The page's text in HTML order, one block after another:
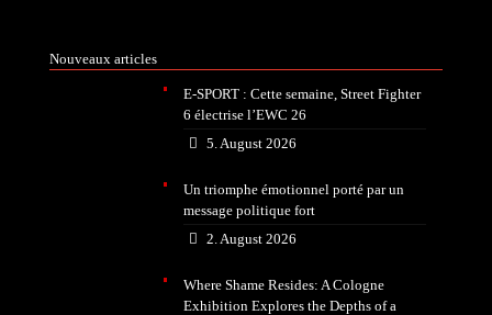
Nouveaux articles
E-SPORT : Cette semaine, Street Fighter
6 électrise l’EWC 26
5. August 2026
Un triomphe émotionnel porté par un
message politique fort
2. August 2026
Where Shame Resides: A Cologne
Exhibition Explores the Depths of a